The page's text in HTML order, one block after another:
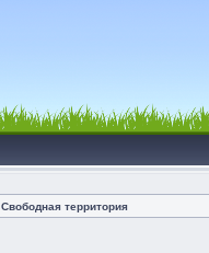
Свободная территория